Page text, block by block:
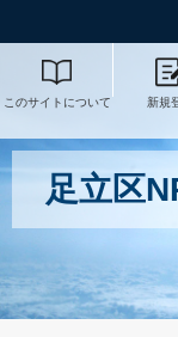
このサイトについて 新規
足立区